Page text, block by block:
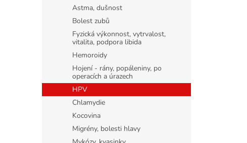
Astma, dušnost
Bolest zubů
Fyzická výkonnost, vytrvalost,
vitalita, podpora libida
Hemoroidy
Hojení - rány, popáleniny, po
operacích a úrazech
HPV
Chlamydie
Kocovina
Migrény, bolesti hlavy